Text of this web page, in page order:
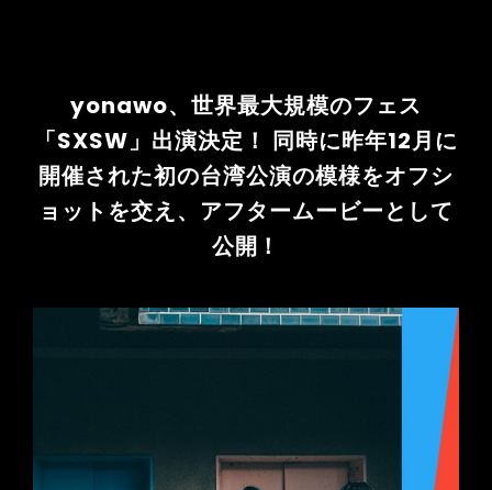
yonawo、世界最大規模のフェス
「SXSW」出演決定！ 同時に昨年12月に
開催された初の台湾公演の模様をオフシ
ョットを交え、アフタームービーとして
公開！